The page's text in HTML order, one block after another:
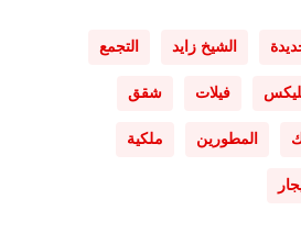
الشيخ زايد التجمع
فيلات شقق
المطورين ملكية